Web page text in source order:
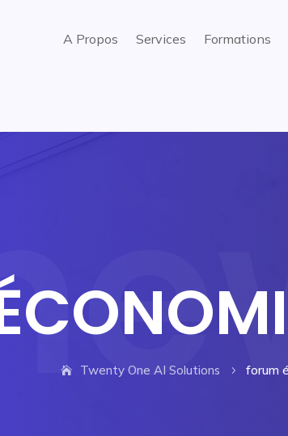
A Propos Services Formations
Twenty One AI Solutions 5 forum